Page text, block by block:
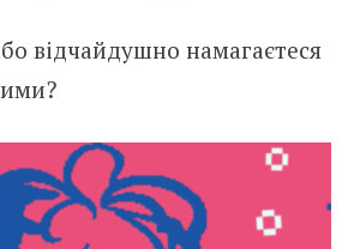
відчайдушно намагаєтеся